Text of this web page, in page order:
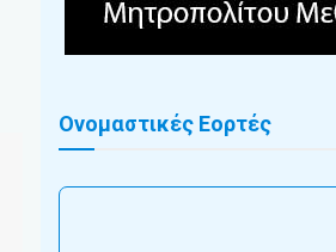
Ονομαστικές Εορτές